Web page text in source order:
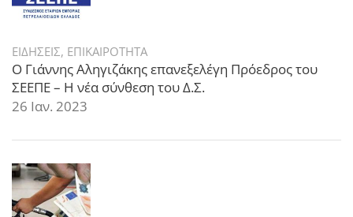
ΕΙΔΗΣΕΙΣ, ΕΠΙΚΑΙΡΟΤΗΤΑ
Ο Γιάννης Αληγιζάκης επανεξελέγη Πρόεδρος του
ΣΕΕΠΕ – Η νέα σύνθεση του Δ.Σ.
26 Ιαν. 2023